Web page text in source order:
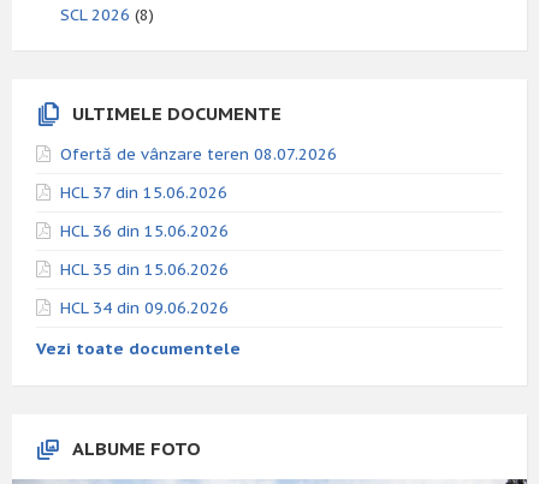
SCL 2026 (8)
ULTIMELE DOCUMENTE
Ofertă de vânzare teren 08.07.2026
HCL 37 din 15.06.2026
HCL 36 din 15.06.2026
HCL 35 din 15.06.2026
HCL 34 din 09.06.2026
Vezi toate documentele
ALBUME FOTO